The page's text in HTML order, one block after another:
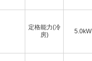
定格能力(冷
房)
5.0kW